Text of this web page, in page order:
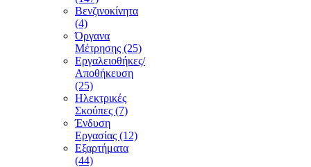
Βενζινοκίνητα
(4)
Όργανα
Μέτρησης (25)
Εργαλειοθήκες/
Αποθήκευση
(25)
Ηλεκτρικές
Σκούπες (7)
Ένδυση
Εργασίας (12)
Εξαρτήματα
(44)